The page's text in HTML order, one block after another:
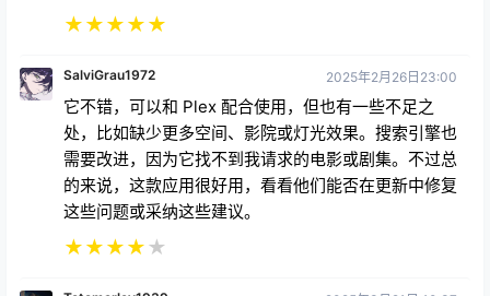
★★★★★
SalviGrau1972 2025年2月26日23:00
它不错，可以和 Plex 配合使用，但也有一些不足之
处，比如缺少更多空间、影院或灯光效果。搜索引擎也
需要改进，因为它找不到我请求的电影或剧集。不过总
的来说，这款应用很好用，看看他们能否在更新中修复
这些问题或采纳这些建议。
★★★★★